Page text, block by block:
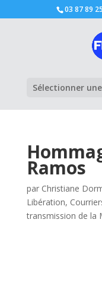
03 87 89
Sélectionner
Ramos
par Christiane
Libération,
transmission de la